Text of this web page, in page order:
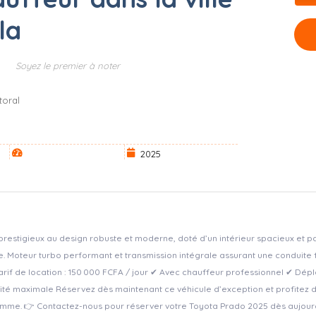
Soyez le premier à noter
2025
au design robuste et moderne, doté d’un intérieur spacieux et
Moteur turbo performant et transmission intégrale assurant une conduite
de location : 150 000 FCFA / jour ✔ Avec chauffeur professionnel ✔
maximale Réservez dès maintenant ce véhicule d’exception et profitez
👉 Contactez-nous pour réserver votre Toyota Prado 2025 dès